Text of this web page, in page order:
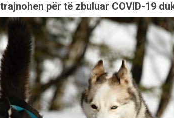
për të zbuluar COVID-19